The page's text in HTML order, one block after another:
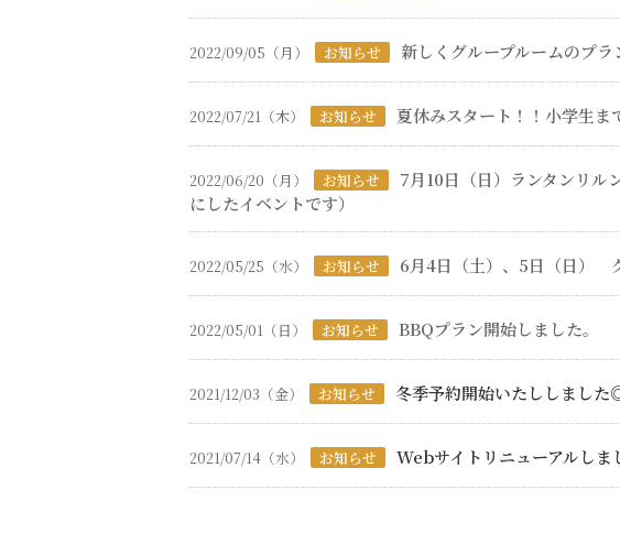
2022/09/05（月） お知らせ 新しくグループルームのプ
2022/07/21（木） お知らせ 夏休みスタート！！小学生ま
2022/06/20（月） お知らせ
7月10日（日）ランタンリル
にしたイベントです）
2022/05/25（水） お知らせ 6月4日（土）、5日（日）
2022/05/01（日） お知らせ BBQプラン開始しました。
2021/12/03（金） お知らせ 冬季予約開始いたししました
2021/07/14（水） お知らせ Webサイトリニューアルしま